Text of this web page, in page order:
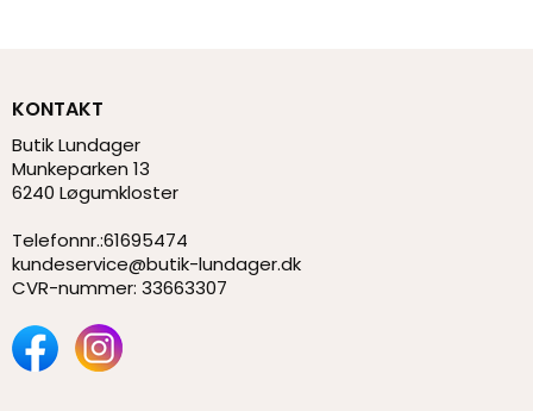
KONTAKT
Butik Lundager
Munkeparken 13
6240 Løgumkloster
Telefonnr.:61695474
kundeservice@butik-lundager.dk
CVR-nummer: 33663307